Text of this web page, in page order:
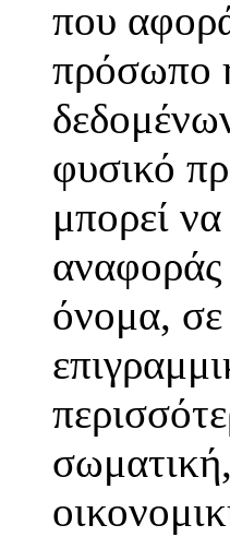
που
πρόσωπο
φυσικό
μπορεί
αναφοράς
όνομα, σε